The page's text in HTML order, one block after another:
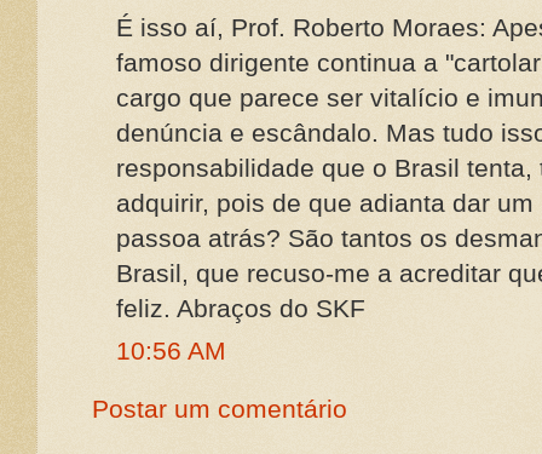
É isso aí, Prof. Roberto Moraes:
famoso dirigente continua a
cargo que parece ser vitalício e
denúncia e escândalo. Mas tudo
responsabilidade que o Brasil
adquirir, pois de que adianta dar
passoa atrás? São tantos os
Brasil, que recuso-me a acreditar
feliz. Abraços do SKF
10:56 AM
Postar um comentário